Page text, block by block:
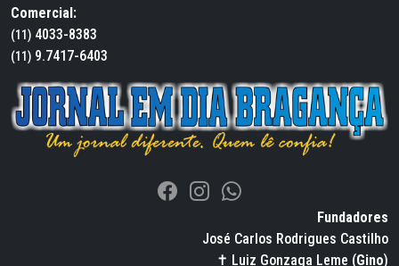
Comercial:
(11) 4033-8383
(11) 9.7417-6403
Fundadores
José Carlos Rodrigues Castilho
✝ Luiz Gonzaga Leme (Gino)